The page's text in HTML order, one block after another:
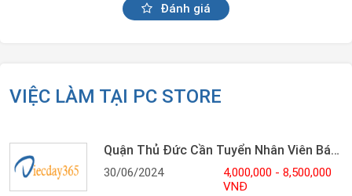
Đánh giá
VIỆC LÀM TẠI PC STORE
Quận Thủ Đức Cần Tuyển Nhân Viên Bán Hàng Tại Đại Lí
30/06/2024
4,000,000 - 8,500,000
VNĐ